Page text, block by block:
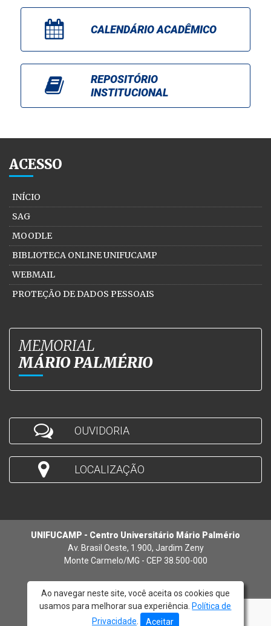
CALENDÁRIO ACADÊMICO
REPOSITÓRIO
INSTITUCIONAL
ACESSO
INÍCIO
SAG
MOODLE
BIBLIOTECA ONLINE UNIFUCAMP
WEBMAIL
PROTEÇÃO DE DADOS PESSOAIS
MEMORIAL
MÁRIO PALMÉRIO
OUVIDORIA
LOCALIZAÇÃO
UNIFUCAMP - Centro Universitário Mário Palmério
Av. Brasil Oeste, 1.900, Jardim Zeny
Monte Carmelo/MG - CEP 38.500-000
© 2026 - UNIFUCAMP
Ao navegar neste site, você aceita os cookies que
usamos para melhorar sua experiência. Política de
Privacidade. Aceitar